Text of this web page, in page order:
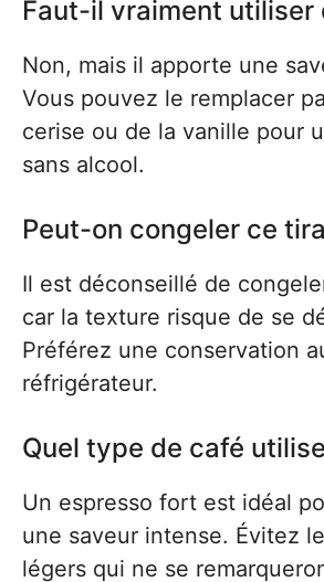
Faut-il vraiment utiliser
Non, mais il apporte une
Vous pouvez le remplacer
cerise ou de la vanille pour
sans alcool.
Peut-on congeler ce
Il est déconseillé de
car la texture risque de se
Préférez une conservation
réfrigérateur.
Quel type de café
Un espresso fort est idéal
une saveur intense. Évitez
légers qui ne se